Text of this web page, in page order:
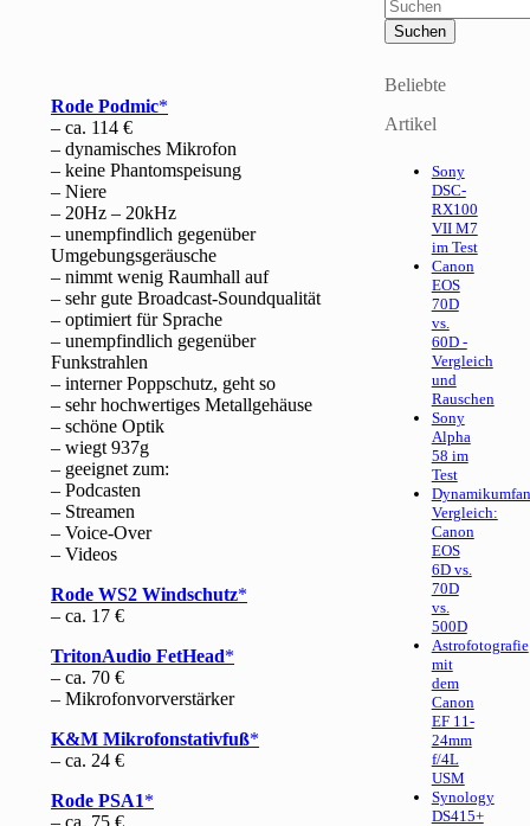
Rode Podmic
– ca. 114 €
– dynamisches Mikrofon
– keine Phantomspeisung
– Niere
– 20Hz – 20kHz
– unempfindlich gegenüber
Umgebungsgeräusche
– nimmt wenig Raumhall auf
– sehr gute Broadcast-Soundqualität
– optimiert für Sprache
– unempfindlich gegenüber
Funkstrahlen
– interner Poppschutz, geht so
– sehr hochwertiges Metallgehäuse
– schöne Optik
– wiegt 937g
– geeignet zum:
– Podcasten
– Streamen
– Voice-Over
– Videos
Rode WS2 Windschutz
– ca. 17 €
TritonAudio FetHead
– ca. 70 €
– Mikrofonvorverstärker
K&M Mikrofonstativfuß
– ca. 24 €
Rode PSA1
Beliebte
Artikel
Sony
DSC-
RX100
VII M7
im Test
Canon
EOS
70D
vs.
60D -
Vergleich
und
Rauschen
Sony
Alpha
58 im
Test
Vergleich:
Canon
EOS
6D vs.
70D
vs.
500D
Astrofotografie
mit
dem
Canon
EF 11-
24mm
f/4L
USM
Synology
DS415+